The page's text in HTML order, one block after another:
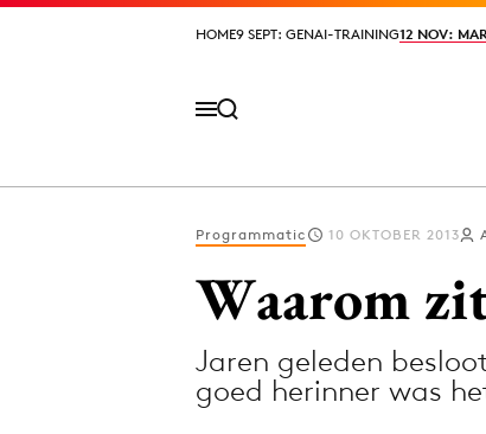
HOME9 SEPT: GENAI-TRAINING12 NOV:
HOME9 SEPT: GENAI-TRAINING12 NOV:
Programmatic 10 OKTOBER 2013
Waarom
Jaren geleden
goed herinner was